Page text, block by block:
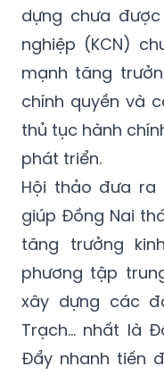
dựng chưa
nghiệp (KCN)
mạnh tăng
chính quyền và
thủ tục hành
phát triển.
Hội thảo đưa ra
giúp Đồng Nai
tăng trưởng
phương tập
xây dựng các
Trạch... nhất là
Đẩy nhanh tiến